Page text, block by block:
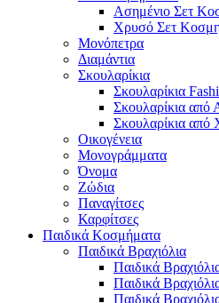
Ασημένιο Σετ
Χρυσό Σετ
Μονόπετρα
Διαμάντια
Σκουλαρίκια
Σκουλαρίκια
Σκουλαρίκια από
Σκουλαρίκια από
Οικογένεια
Μονογράμματα
Όνομα
Ζώδια
Παναγίτσες
Καρφίτσες
Παιδικά Κοσμήματα
Παιδικά Βραχιόλια
Παιδικά
Παιδικά
Παιδικά